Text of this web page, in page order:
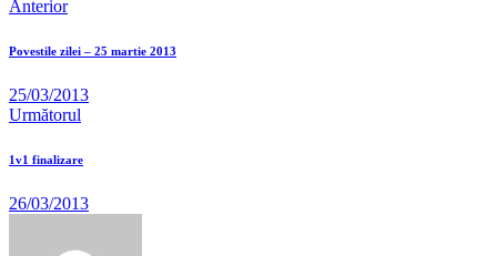
Anterior
Povestile zilei – 25 martie 2013
25/03/2013
Următorul
1v1 finalizare
26/03/2013